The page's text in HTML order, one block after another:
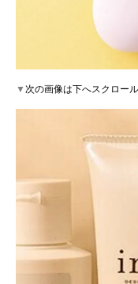
▼次の画像は下へスクロー